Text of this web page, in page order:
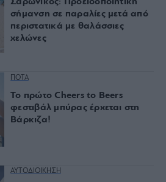
Σαρωνικός: Προειδοποιητική
σήμανση σε παραλίες μετά από
περιστατικά με θαλάσσιες
χελώνες
ΠΟΤΑ
Το πρώτο Cheers to Beers
φεστιβάλ μπύρας έρχεται στη
Βάρκιζα!
ΑΥΤΟΔΙΟΙΚΗΣΗ